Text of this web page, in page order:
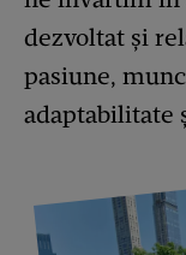
dezvoltat și
pasiune,
adaptabilitate